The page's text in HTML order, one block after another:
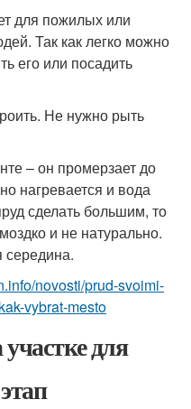
для пожилых или
Так как легко можно
его или посадить
Не нужно рыть
– он промерзает до
нагревается и вода
сделать большим, то
и не натурально.
середина.
novosti/prud-svoimi-
vybrat-mesto
для